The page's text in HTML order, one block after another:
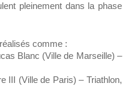
pleinement dans la phase
comme :
Blanc (Ville de Marseille) –
III (Ville de Paris) – Triathlon,